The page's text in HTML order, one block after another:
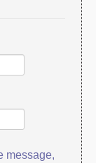
message,